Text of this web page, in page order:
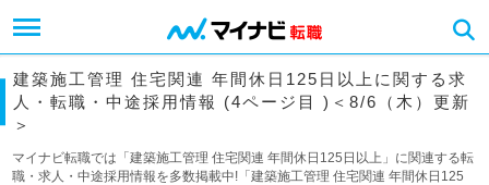
建築施工管理 住宅関連 年間休日125日以上に関する求
人・転職・中途採用情報 (4ページ目 )＜8/6（木）更新
＞
マイナビ転職では「建築施工管理 住宅関連 年間休日125日以上」に関連する転
職・求人・中途採用情報を多数掲載中!「建築施工管理 住宅関連 年間休日125